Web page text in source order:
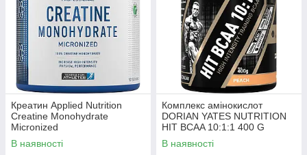
Креатин Applied Nutrition
Creatine Monohydrate
Micronized
PowderUnflavoured (250g - 50
Servings)
В наявності
Комплекс амінокислот
DORIAN YATES NUTRITION
HIT BCAA 10:1:1 400 G
(PEACH)
В наявності